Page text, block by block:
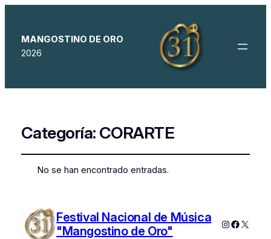
MANGOSTINO DE ORO
2026
Categoría: CORARTE
No se han encontrado entradas.
Festival Nacional de Música
"Mangostino de Oro"
Instagram
X